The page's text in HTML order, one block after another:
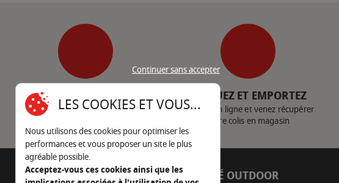
SERVICE CLIENT
Nous contacter
CLIQUEZ ET EMPORTEZ
Achetez en ligne et venez récupérer
votre colis en magasin
AUTOUR DU FEU CÔTÉ OUTDOOR
Continuer sans accepter
LES COOKIES ET VOUS...
Nous utilisons des cookies pour optimiser les
performances et vous proposer un site le plus
agréable possible.
Acceptez-vous ces cookies ainsi que les